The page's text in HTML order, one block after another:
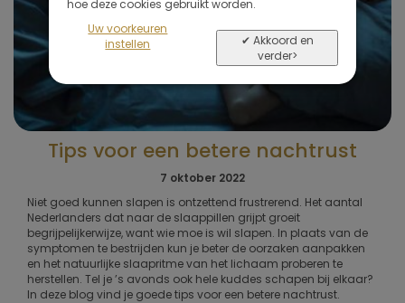
Tips voor een betere nachtrust
7 oktober 2022
Niet goed kunnen slapen is ontzettend frustrerend. Het aantal
Nederlanders dat naar de slaappillen grijpt groeit
begrijpelijkerwijze, want wie moe is wil slapen. In plaats van de
symptomen te bestrijden kun je beter de oorzaken aanpakken
en het natuurlijke slaapritme van het lichaam proberen te
herstellen. Tel je ’s avonds ook hele kuddes schapen bij elkaar?
In deze blog vind je goede tips voor een betere nachtrust.
hoe deze cookies gebruikt worden.
Uw voorkeuren
instellen
✔ Akkoord en
verder>